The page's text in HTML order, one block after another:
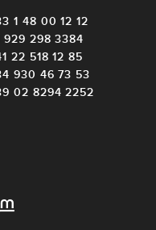
1 48 00 12 12
929 298 3384
22 518 12 85
930 46 73 53
02 8294 2252